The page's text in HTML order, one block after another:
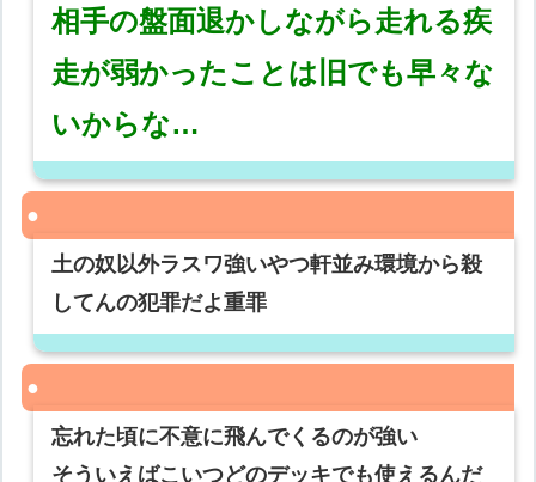
相手の盤面退かしながら走れる疾
走が弱かったことは旧でも早々な
いからな…
土の奴以外ラスワ強いやつ軒並み環境から殺
してんの犯罪だよ重罪
忘れた頃に不意に飛んでくるのが強い
そういえばこいつどのデッキでも使えるんだ